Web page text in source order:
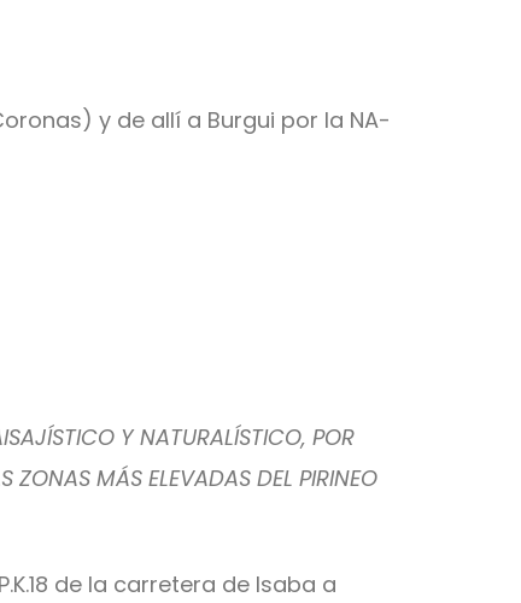
y de allí a Burgui por la NA-
Y NATURALÍSTICO, POR
ZONAS MÁS ELEVADAS DEL PIRINEO
de la carretera de Isaba a